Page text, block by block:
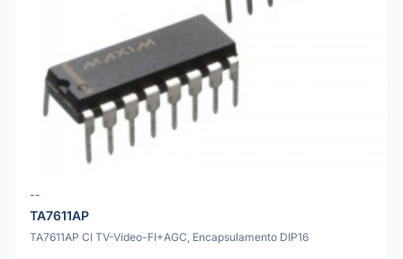
--
TA7611AP
TA7611AP CI TV-Vídeo-FI+AGC, Encapsulamento DIP16